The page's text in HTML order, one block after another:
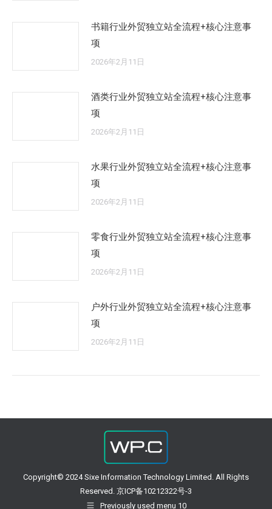
书籍行业外贸独立站全流程+核心注意事
项
2026年2月11日
酒类行业外贸独立站全流程+核心注意事
项
2026年2月11日
水果行业外贸独立站全流程+核心注意事
项
2026年2月11日
零食行业外贸独立站全流程+核心注意事
项
2026年2月11日
户外行业外贸独立站全流程+核心注意事
项
2026年2月11日
Copyright© 2024 Sixe Information Technology Limited. All Rights
Reserved. 京ICP备10212322号-3
Previously used menu 10